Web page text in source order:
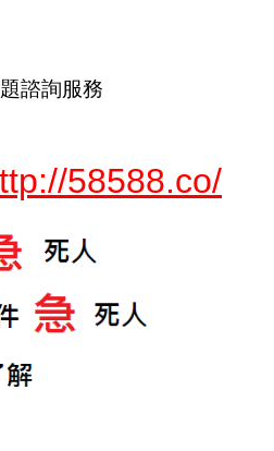
諮詢服務
58588.co/